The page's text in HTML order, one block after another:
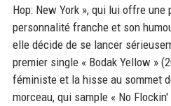
Hop: New York », qui lui offre
personnalité franche et son
elle décide de se lancer
premier single « Bodak Yellow »
féministe et la hisse au sommet
morceau, qui sample « No